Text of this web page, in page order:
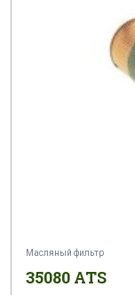
Масляный фильтр
35080 ATS